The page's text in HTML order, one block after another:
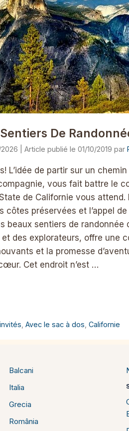
De
2026 01/10/2019 par
L’idée de partir sur un
vous fait battre le
de Californie vous
côtes préservées et l’appel
beaux sentiers de randonnée
des explorateurs, offre une
et la promesse
Cet endroit n’est …
,Avec le sac à dos ,Californie
Balcani
Italia
Grecia
România